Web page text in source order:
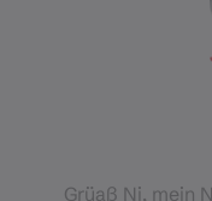
Grüaß Ni, mein